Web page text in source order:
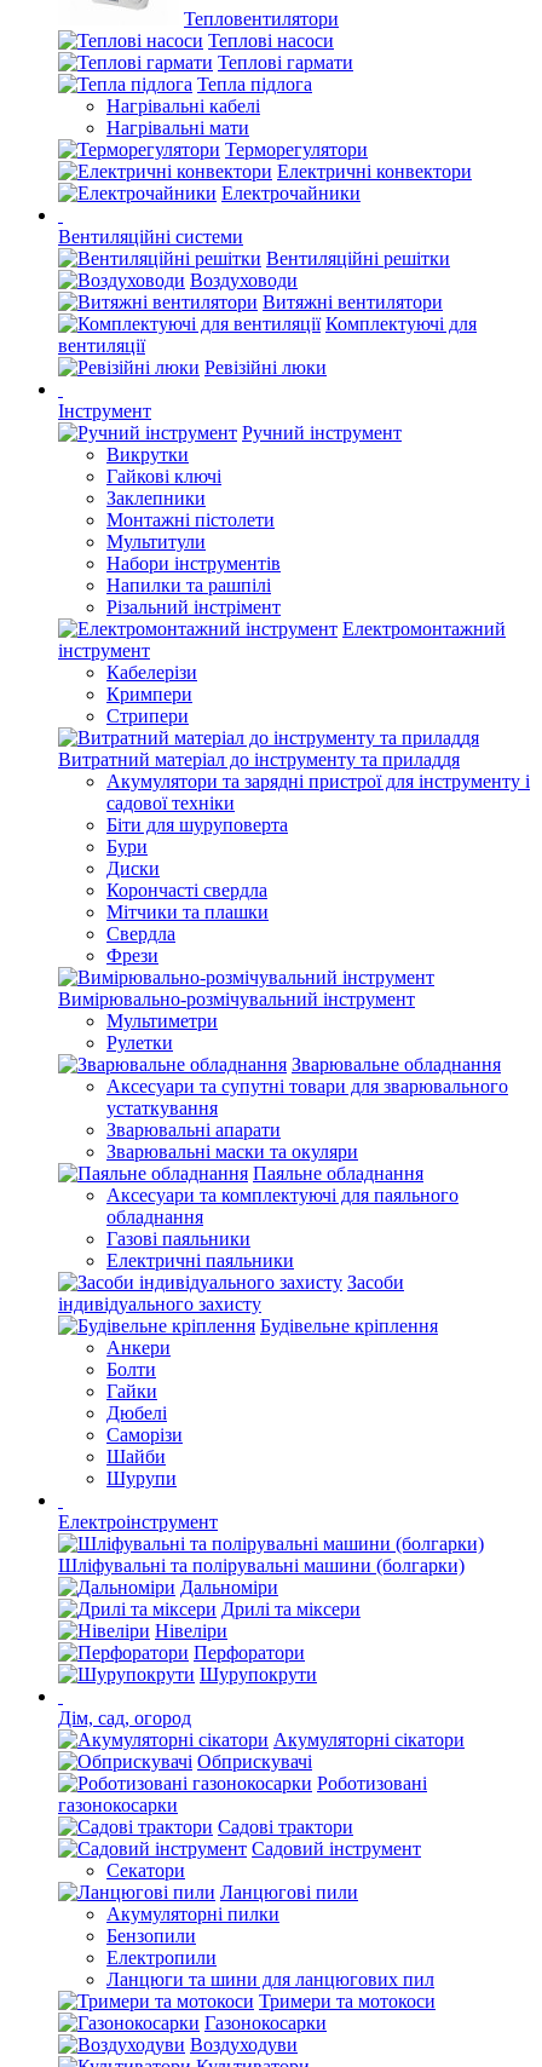
Тепловентилятори
Теплові насоси
Теплові гармати
Тепла підлога
Нагрівальні кабелі
Нагрівальні мати
Терморегулятори
Електричні конвектори
Електрочайники
Вентиляційні системи
Вентиляційні решітки
Воздуховоди
Витяжні вентилятори
Комплектуючі для
вентиляції
Ревізійні люки
Інструмент
Ручний інструмент
Викрутки
Гайкові ключі
Заклепники
Монтажні пістолети
Мультитули
Набори інструментів
Напилки та рашпілі
Різальний інстрімент
Електромонтажний
інструмент
Кабелерізи
Кримпери
Стрипери
Витратний матеріал до інструменту та приладдя
Акумулятори та зарядні пристрої для інструменту і
садової техніки
Біти для шуруповерта
Бури
Диски
Корончасті свердла
Мітчики та плашки
Свердла
Фрези
Вимірювально-розмічувальний інструмент
Мультиметри
Рулетки
Зварювальне обладнання
Аксесуари та супутні товари для зварювального
устаткування
Зварювальні апарати
Зварювальні маски та окуляри
Паяльне обладнання
Аксесуари та комплектуючі для паяльного
обладнання
Газові паяльники
Електричні паяльники
Засоби
індивідуального захисту
Будівельне кріплення
Анкери
Болти
Гайки
Дюбелі
Саморізи
Шайби
Шурупи
Електроінструмент
Шліфувальні та полірувальні машини (болгарки)
Дальноміри
Дрилі та міксери
Нівеліри
Перфоратори
Шурупокрути
Дім, сад, огород
Акумуляторні сікатори
Обприскувачі
Роботизовані
газонокосарки
Садові трактори
Садовий інструмент
Секатори
Ланцюгові пили
Акумуляторні пилки
Бензопили
Електропили
Ланцюги та шини для ланцюгових пил
Тримери та мотокоси
Газонокосарки
Воздуходуви